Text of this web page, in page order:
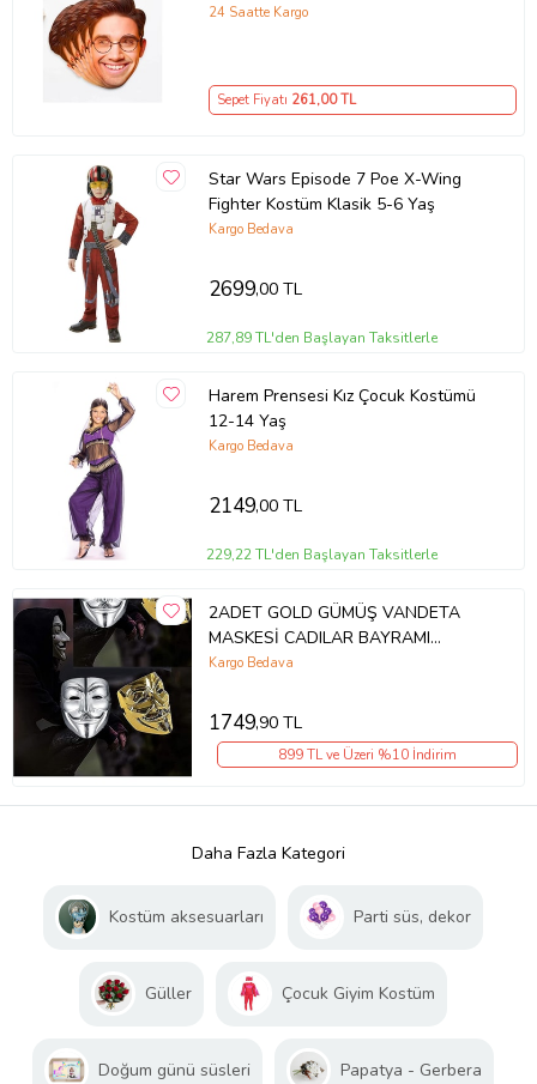
24 Saatte Kargo
Sepet Fiyatı 261,00 TL
Star Wars Episode 7 Poe X-Wing
Fighter Kostüm Klasik 5-6 Yaş
Kargo Bedava
2699,00 TL
287,89 TL'den Başlayan Taksitlerle
Harem Prensesi Kız Çocuk Kostümü
12-14 Yaş
Kargo Bedava
2149,00 TL
229,22 TL'den Başlayan Taksitlerle
2ADET GOLD GÜMÜŞ VANDETA
MASKESİ CADILAR BAYRAMI
MASKESİ KORKU MASKESİ PARTİ
Kargo Bedava
1749,90 TL
899 TL ve Üzeri %10 İndirim
Daha Fazla Kategori
Kostüm aksesuarları Parti süs, dekor
Güller Çocuk Giyim Kostüm
Doğum günü süsleri Papatya - Gerbera